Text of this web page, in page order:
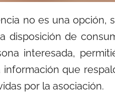
no es una opción,
disposición de
interesada,
información que
por la asociación.